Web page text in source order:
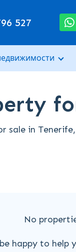
527
in
No
happy to